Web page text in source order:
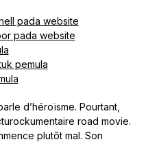
pada website
pada website
pemula
d’héroïsme. Pourtant,
road movie.
plutôt mal. Son